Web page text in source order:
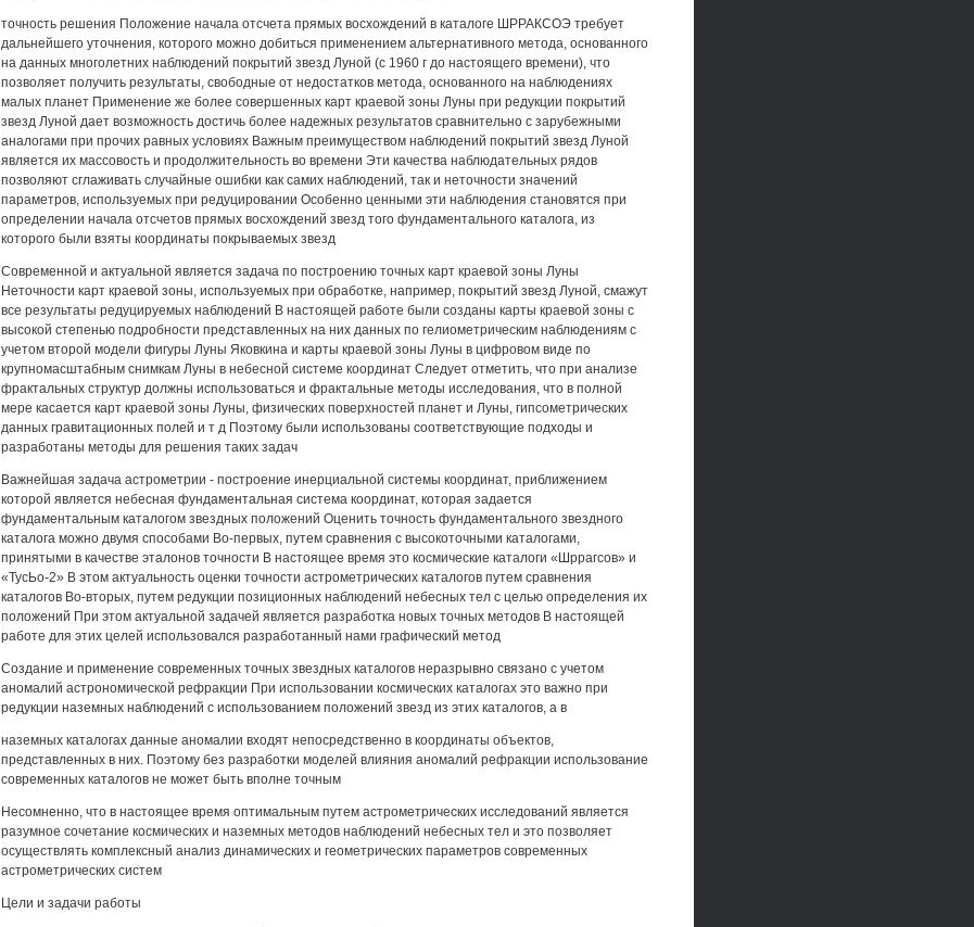
точность решения Положение начала отсчета прямых восхождений в каталоге ШРРАКСОЭ требует
дальнейшего уточнения, которого можно добиться применением альтернативного метода, основанного
на данных многолетних наблюдений покрытий звезд Луной (с 1960 г до настоящего времени), что
позволяет получить результаты, свободные от недостатков метода, основанного на наблюдениях
малых планет Применение же более совершенных карт краевой зоны Луны при редукции покрытий
звезд Луной дает возможность достичь более надежных результатов сравнительно с зарубежными
аналогами при прочих равных условиях Важным преимуществом наблюдений покрытий звезд Луной
является их массовость и продолжительность во времени Эти качества наблюдательных рядов
позволяют сглаживать случайные ошибки как самих наблюдений, так и неточности значений
параметров, используемых при редуцировании Особенно ценными эти наблюдения становятся при
определении начала отсчетов прямых восхождений звезд того фундаментального каталога, из
которого были взяты координаты покрываемых звезд
Современной и актуальной является задача по построению точных карт краевой зоны Луны
Неточности карт краевой зоны, используемых при обработке, например, покрытий звезд Луной, смажут
все результаты редуцируемых наблюдений В настоящей работе были созданы карты краевой зоны с
высокой степенью подробности представленных на них данных по гелиометрическим наблюдениям с
учетом второй модели фигуры Луны Яковкина и карты краевой зоны Луны в цифровом виде по
крупномасштабным снимкам Луны в небесной системе координат Следует отметить, что при анализе
фрактальных структур должны использоваться и фрактальные методы исследования, что в полной
мере касается карт краевой зоны Луны, физических поверхностей планет и Луны, гипсометрических
данных гравитационных полей и т д Поэтому были использованы соответствующие подходы и
разработаны методы для решения таких задач
Важнейшая задача астрометрии - построение инерциальной системы координат, приближением
которой является небесная фундаментальная система координат, которая задается
фундаментальным каталогом звездных положений Оценить точность фундаментального звездного
каталога можно двумя способами Во-первых, путем сравнения с высокоточными каталогами,
принятыми в качестве эталонов точности В настоящее время это космические каталоги «Шррагсов» и
«ТусЬо-2» В этом актуальность оценки точности астрометрических каталогов путем сравнения
каталогов Во-вторых, путем редукции позиционных наблюдений небесных тел с целью определения их
положений При этом актуальной задачей является разработка новых точных методов В настоящей
работе для этих целей использовался разработанный нами графический метод
Создание и применение современных точных звездных каталогов неразрывно связано с учетом
аномалий астрономической рефракции При использовании космических каталогах это важно при
редукции наземных наблюдений с использованием положений звезд из этих каталогов, а в
наземных каталогах данные аномалии входят непосредственно в координаты объектов,
представленных в них. Поэтому без разработки моделей влияния аномалий рефракции использование
современных каталогов не может быть вполне точным
Несомненно, что в настоящее время оптимальным путем астрометрических исследований является
разумное сочетание космических и наземных методов наблюдений небесных тел и это позволяет
осуществлять комплексный анализ динамических и геометрических параметров современных
астрометрических систем
Цели и задачи работы